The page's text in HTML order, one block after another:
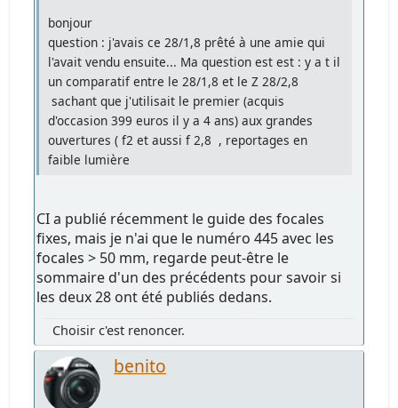
bonjour
question : j'avais ce 28/1,8 prêté à une amie qui
l'avait vendu ensuite... Ma question est est : y a t il
un comparatif entre le 28/1,8 et le Z 28/2,8
sachant que j'utilisait le premier (acquis
d'occasion 399 euros il y a 4 ans) aux grandes
ouvertures ( f2 et aussi f 2,8 , reportages en
faible lumière
CI a publié récemment le guide des focales
fixes, mais je n'ai que le numéro 445 avec les
focales > 50 mm, regarde peut-être le
sommaire d'un des précédents pour savoir si
les deux 28 ont été publiés dedans.
Choisir c'est renoncer.
benito